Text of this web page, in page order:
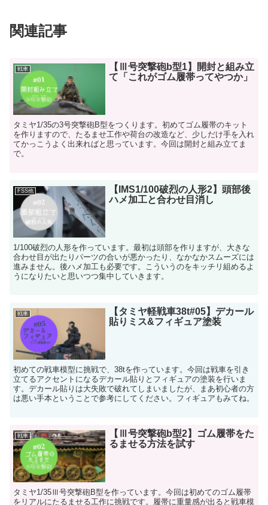
関連記事
戦車
【Ⅲ号突撃砲b型1】開封と組み立
て「これがゴム履帯ってやつか」
タミヤ1/35の3号突撃砲B型をつくります。初めてゴム履帯のキット
を作りますので、たるませ工作や荷台の改造など、少しだけ手を入れ
てかっこうよく出来ればと思っています。今回は開封と組み立てま
で。
FSS他
【IMS1/100破烈の人形2】頭部後
ハメ加工と合わせ目消し
1/100破烈の人形を作っています。最初は頭部を作りますが、大きな
合わせ目が出たりパーツの合いが悪かったり、なかなかスムーズには
進みません。後ハメ加工も必要です。こういうのをキッチリ組めるよ
うになりたいと思いつつ集中していきます。
戦車
【タミヤ軽戦車38t#05】デカール
貼りミス&フィギュア塗装
初めての戦車模型に挑戦で、38tを作っています。今回は戦車を引き
立てるアクセントになるデカール貼りとフィギュアの塗装を行いま
す。デカール貼りは大失敗で破れてしまいましたが、まあ初心者の方
は悪い手本ということで参考にしてください。フィギュアもみてね。
戦車
【Ⅲ号突撃砲b型2】ゴム履帯をた
るませる方法を試す
タミヤ1/35Ⅲ号突撃砲B型を作っています。今回は初めてのゴム履帯
をリアルにたるませる工作に挑戦です。履帯に重量感が出ると戦車模